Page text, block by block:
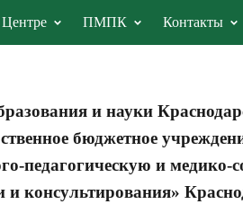
ПМПК Контакты
и науки
бюджетное
педагогическую и
и консультирования»